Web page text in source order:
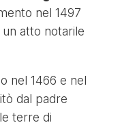
nel 1497
atto notarile
nel 1466 e nel
dal padre
terre di